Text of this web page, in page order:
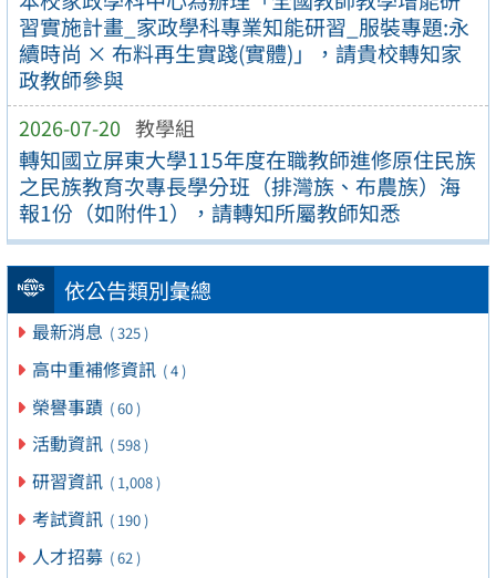
習實施計畫_家政學科專業知能研習_服裝專題:永
續時尚 × 布料再生實踐(實體)」，請貴校轉知家
政教師參與
2026-07-20 教學組
轉知國立屏東大學115年度在職教師進修原住民族
之民族教育次專長學分班（排灣族、布農族）海
報1份（如附件1），請轉知所屬教師知悉
依公告類別彙總
最新消息 ( 325 )
高中重補修資訊 ( 4 )
榮譽事蹟 ( 60 )
活動資訊 ( 598 )
研習資訊 ( 1,008 )
考試資訊 ( 190 )
人才招募 ( 62 )